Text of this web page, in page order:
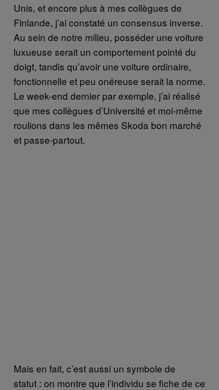
Unis, et encore plus à mes collègues de
Finlande, j’ai constaté un consensus inverse.
Au sein de notre milieu, posséder une voiture
luxueuse serait un comportement pointé du
doigt, tandis qu’avoir une voiture ordinaire,
fonctionnelle et peu onéreuse serait la norme.
Le week-end dernier par exemple, j’ai réalisé
que mes collègues d’Université et moi-même
roulions dans les mêmes Skoda bon marché
et passe-partout.
Mais en fait, c’est aussi un symbole de
statut : on montre que l’individu se fiche de ce